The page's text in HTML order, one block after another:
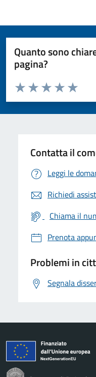
Quanto sono
pagina?
Valuta da 1 a 5 stelle la
Valuta
Valuta 4
Valuta 3 stelle
Valuta 2 stelle su 5
Valuta 1 stelle su 5
Contatta il
Leggi le
Richiedi
Chiama il
Prenota
Problemi in
Segnala